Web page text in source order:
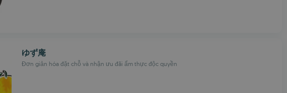
ゆず庵
Đơn giản hóa đặt chỗ và nhận ưu đãi ẩm thực độc quyền